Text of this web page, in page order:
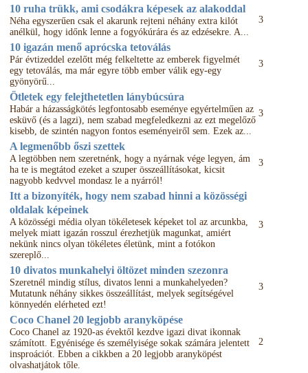
10 ruha trükk, ami csodákra képesek az alakoddal
Néha egyszerűen csak el akarunk rejteni néhány extra kilót
anélkül, hogy időnk lenne a fogyókúrára és az edzésekre. A...
3
10 igazán menő aprócska tetoválás
Pár évtizeddel ezelőtt még felkeltette az emberek figyelmét
egy tetoválás, ma már egyre több ember válik egy-egy
gyönyörű...
3
Ötletek egy felejthetetlen lánybúcsúra
Habár a házasságkötés legfontosabb eseménye egyértelműen az
esküvő (és a lagzi), nem szabad megfeledkezni az ezt megelőző
kisebb, de szintén nagyon fontos eseményeiről sem. Ezek az...
3
A legmenőbb őszi szettek
A legtöbben nem szeretnénk, hogy a nyárnak vége legyen, ám
ha te is megtátod ezeket a szuper összeállításokat, kicsit
nagyobb kedvvel mondasz le a nyárról!
3
Itt a bizonyíték, hogy nem szabad hinni a közösségi
oldalak képeinek
A közösségi média olyan tökéletesek képeket tol az arcunkba,
melyek miatt igazán rosszul érezhetjük magunkat, amiért
nekünk nincs olyan tökéletes életünk, mint a fotókon
szereplő...
3
10 divatos munkahelyi öltözet minden szezonra
Szeretnél mindig stílus, divatos lenni a munkahelyeden?
Mutatunk néhány sikkes összeállítást, melyek segítségével
könnyedén elérheted ezt!
3
Coco Chanel 20 legjobb aranyköpése
Coco Chanel az 1920-as évektől kezdve igazi divat ikonnak
számított. Egyénisége és személyisége sokak számára jelentett
insproációt. Ebben a cikkben a 20 legjobb aranyköpést
olvashatjátok tőle.
2